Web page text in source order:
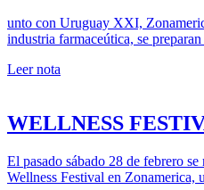
unto con Uruguay XXI,
industria farmaceútica, se preparan
Leer nota
WELLNESS
El pasado sábado 28 de febrero
Wellness Festival en Zonamerica,